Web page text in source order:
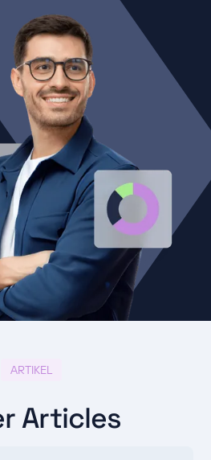
ARTIKEL
Articles